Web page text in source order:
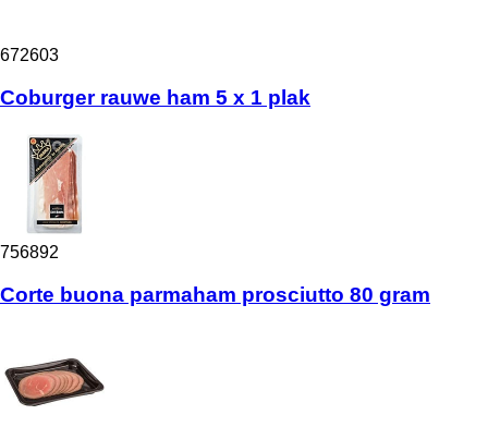
672603
Coburger rauwe ham 5 x 1 plak
756892
Corte buona parmaham prosciutto 80 gram